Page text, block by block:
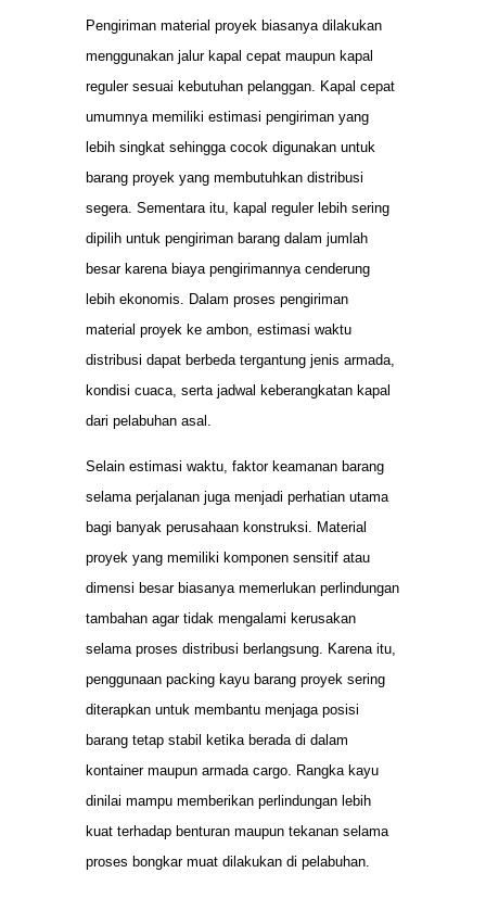
Pengiriman material proyek biasanya dilakukan
menggunakan jalur kapal cepat maupun kapal
reguler sesuai kebutuhan pelanggan. Kapal cepat
umumnya memiliki estimasi pengiriman yang
lebih singkat sehingga cocok digunakan untuk
barang proyek yang membutuhkan distribusi
segera. Sementara itu, kapal reguler lebih sering
dipilih untuk pengiriman barang dalam jumlah
besar karena biaya pengirimannya cenderung
lebih ekonomis. Dalam proses pengiriman
material proyek ke ambon, estimasi waktu
distribusi dapat berbeda tergantung jenis armada,
kondisi cuaca, serta jadwal keberangkatan kapal
dari pelabuhan asal.
Selain estimasi waktu, faktor keamanan barang
selama perjalanan juga menjadi perhatian utama
bagi banyak perusahaan konstruksi. Material
proyek yang memiliki komponen sensitif atau
dimensi besar biasanya memerlukan perlindungan
tambahan agar tidak mengalami kerusakan
selama proses distribusi berlangsung. Karena itu,
penggunaan packing kayu barang proyek sering
diterapkan untuk membantu menjaga posisi
barang tetap stabil ketika berada di dalam
kontainer maupun armada cargo. Rangka kayu
dinilai mampu memberikan perlindungan lebih
kuat terhadap benturan maupun tekanan selama
proses bongkar muat dilakukan di pelabuhan.